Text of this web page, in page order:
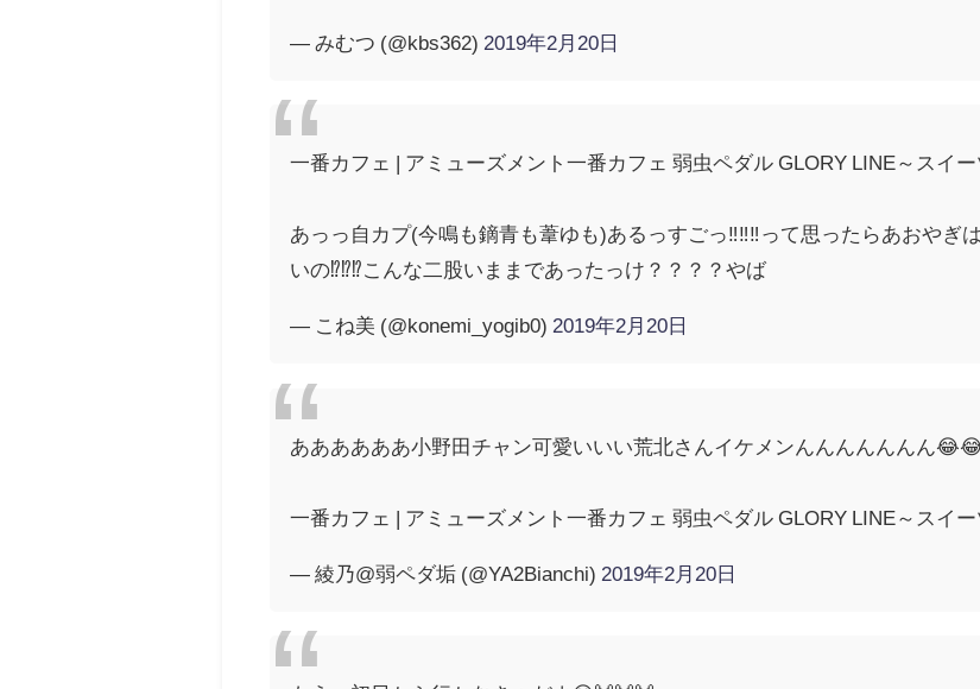
— みむつ (@kbs362) 2019年2月20日
一番カフェ | アミューズメント一番カフェ 弱虫ペダル GLORY LINE～スイ
あっっ自カプ(今鳴も鏑青も葦ゆも)あるっすごっ‼️‼️‼️って思ったらあおやぎ
いの⁉️⁉️⁉️こんな二股いままであったっけ？？？？やば
— こね美 (@konemi_yogib0) 2019年2月20日
ああああああ小野田チャン可愛いいい荒北さんイケメンんんんんんんん
一番カフェ | アミューズメント一番カフェ 弱虫ペダル GLORY LINE～スイ
— 綾乃@弱ペダ垢 (@YA2Bianchi) 2019年2月20日